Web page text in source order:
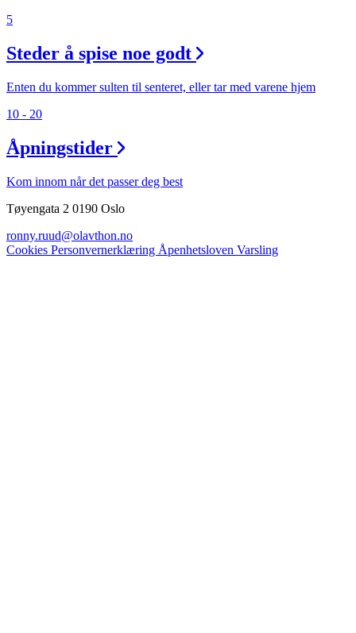
5
Steder å spise noe godt
Enten du kommer sulten til senteret, eller tar med varene hjem
10 - 20
Åpningstider
Kom innom når det passer deg best
Tøyengata 2 0190 Oslo
ronny.ruud@olavthon.no
Cookies Personvernerklæring Åpenhetsloven Varsling